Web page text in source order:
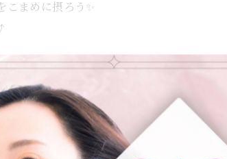
まめに摂ろう✨
み解消 #便秘改善 #無理なく痩せる #美